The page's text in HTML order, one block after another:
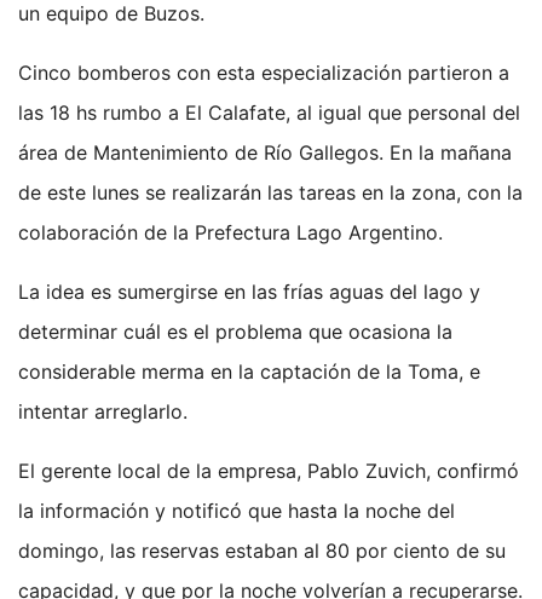
un equipo de Buzos.
Cinco bomberos con esta especialización partieron a
las 18 hs rumbo a El Calafate, al igual que personal del
área de Mantenimiento de Río Gallegos. En la mañana
de este lunes se realizarán las tareas en la zona, con la
colaboración de la Prefectura Lago Argentino.
La idea es sumergirse en las frías aguas del lago y
determinar cuál es el problema que ocasiona la
considerable merma en la captación de la Toma, e
intentar arreglarlo.
El gerente local de la empresa, Pablo Zuvich, confirmó
la información y notificó que hasta la noche del
domingo, las reservas estaban al 80 por ciento de su
capacidad, y que por la noche volverían a recuperarse.